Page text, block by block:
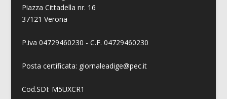
Piazza Cittadella nr. 16
37121 Verona
P.iva 04729460230 - C.F. 04729460230
Posta certificata: giornaleadige@pec.it
Cod.SDI: M5UXCR1